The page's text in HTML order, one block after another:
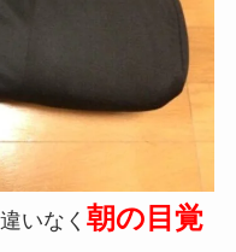
いなく 朝の目覚